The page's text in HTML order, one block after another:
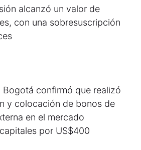
alcanzó un valor de
con una sobresuscripción
Bogotá confirmó que realizó
y colocación de bonos de
en el mercado
por US$400